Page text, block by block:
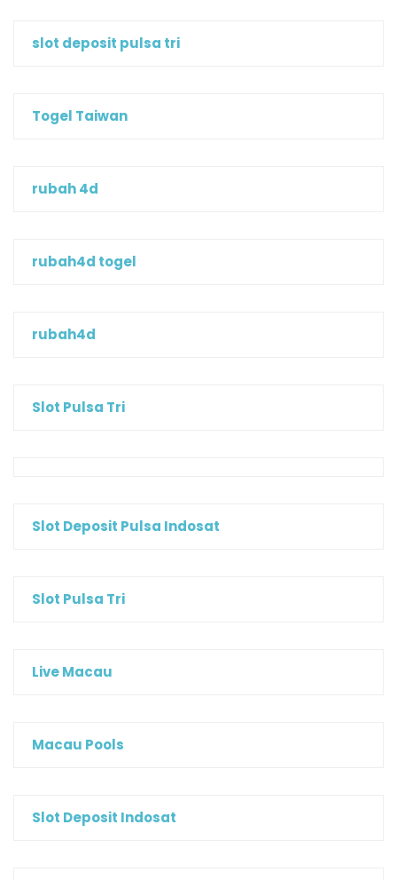
slot deposit pulsa tri
Togel Taiwan
rubah 4d
rubah4d togel
rubah4d
Slot Pulsa Tri
Slot Deposit Pulsa Indosat
Slot Pulsa Tri
Live Macau
Macau Pools
Slot Deposit Indosat